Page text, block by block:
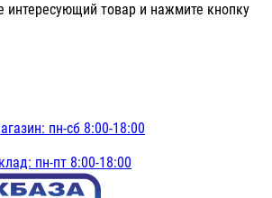
интересующий товар и нажмите кнопку
пн-сб 8:00-18:00
пн-пт 8:00-18:00